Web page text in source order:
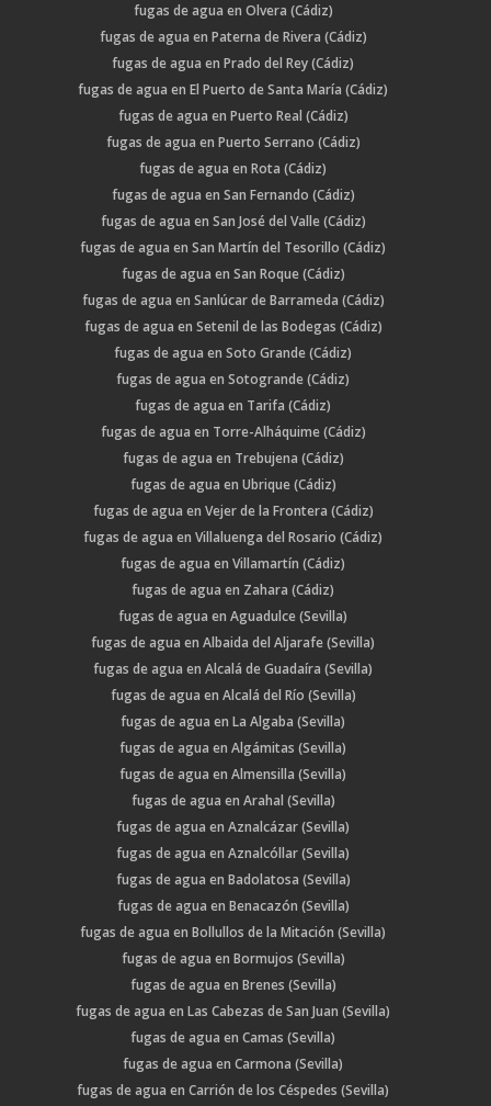
fugas de agua en Olvera (Cádiz)
fugas de agua en Paterna de Rivera (Cádiz)
fugas de agua en Prado del Rey (Cádiz)
fugas de agua en El Puerto de Santa María (Cádiz)
fugas de agua en Puerto Real (Cádiz)
fugas de agua en Puerto Serrano (Cádiz)
fugas de agua en Rota (Cádiz)
fugas de agua en San Fernando (Cádiz)
fugas de agua en San José del Valle (Cádiz)
fugas de agua en San Martín del Tesorillo (Cádiz)
fugas de agua en San Roque (Cádiz)
fugas de agua en Sanlúcar de Barrameda (Cádiz)
fugas de agua en Setenil de las Bodegas (Cádiz)
fugas de agua en Soto Grande (Cádiz)
fugas de agua en Sotogrande (Cádiz)
fugas de agua en Tarifa (Cádiz)
fugas de agua en Torre-Alháquime (Cádiz)
fugas de agua en Trebujena (Cádiz)
fugas de agua en Ubrique (Cádiz)
fugas de agua en Vejer de la Frontera (Cádiz)
fugas de agua en Villaluenga del Rosario (Cádiz)
fugas de agua en Villamartín (Cádiz)
fugas de agua en Zahara (Cádiz)
fugas de agua en Aguadulce (Sevilla)
fugas de agua en Albaida del Aljarafe (Sevilla)
fugas de agua en Alcalá de Guadaíra (Sevilla)
fugas de agua en Alcalá del Río (Sevilla)
fugas de agua en La Algaba (Sevilla)
fugas de agua en Algámitas (Sevilla)
fugas de agua en Almensilla (Sevilla)
fugas de agua en Arahal (Sevilla)
fugas de agua en Aznalcázar (Sevilla)
fugas de agua en Aznalcóllar (Sevilla)
fugas de agua en Badolatosa (Sevilla)
fugas de agua en Benacazón (Sevilla)
fugas de agua en Bollullos de la Mitación (Sevilla)
fugas de agua en Bormujos (Sevilla)
fugas de agua en Brenes (Sevilla)
fugas de agua en Las Cabezas de San Juan (Sevilla)
fugas de agua en Camas (Sevilla)
fugas de agua en Carmona (Sevilla)
fugas de agua en Carrión de los Céspedes (Sevilla)